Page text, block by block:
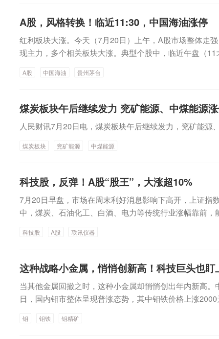
7%，圣阳股份、汉缆股份、长城电工、久盛电气、长缆
超过5%。非银金融、医药生物、汽车、美容护理等板块
前列。多股尾盘强势拉升除了上述部分强势股外，多只个
幅从不足5%到冲上涨停。截至收盘，多氟多牢牢封住涨
共享单车等产品及其关键零部件的研发、设计、生产与
athlon（迪卡侬）、Samchuly（三千里）、MFC、Scott
（松下）等全球著名自行车品牌运营商，以及哈啰、青桔
营商提供整车及关键零部件制造服务。MINIMAX-W股价
铺黄金、洛阳钼业、药明生物等股票领涨。恒生科技指
恒生科技指数成份股中，中芯国际、百度集团-SW、阿
中涨幅一度超过22%。据上交所网站8月5日消息，根据
月6日）起生效。在MINIMAX-W大涨之余，今天上午立
幅一度超过8%；三环集团港股则出现调整，盘中跌幅超
A股，风格转换！临近11:30，中国海油涨停
红利板块大涨。今天（7月20日）上午，A股市场整体走
现主力，多个相关板块大涨。典型个股中，临近午盘（
面，多家上市公司发布增持公告，相关公司今天上午股
1%，创业板指涨1.13%，科创综指跌0.92%。盘面上，
势强劲，红利指数(000015)盘中上涨3%。具体行业板块
级行业划分，石油石化板块大涨，板块盘中涨幅超过4%
超过10%，中国海油、博迈科、中曼石油涨停，潜能恒
潞安环能、云煤能源、山煤国际等多股跟涨。食品饮料
业、非银金融等板块亦涨幅居前；建筑材料、电子、机
司发增持公告后股价大涨多家上市公司发布增持公告，
涨。中国铝业发布关于控股股东及其一致行动人增持公
元，不超过人民币20亿元，增持股份数量不超过公司总
露之日起不超过12个月。中国铝业A股今天上午盘中大涨
发布公告称，公司于2026年7月20日收到控股股东中车集
额不低于人民币1.5亿元，不超过人民币3亿元。中国中
A股 中国海油 贵州茅台
煤炭板块午后继续发力 兖矿能源、中煤能源
人民财讯7月20日电，煤炭板块午后继续发力，兖矿能
煤炭板块 兖矿能源 中煤能源
科技股，反弹！A股“股王”，大涨超10%
7月20日早盘，市场在周末利好消息影响下高开，上证指
中，煤炭、石油化工、白酒、电力等传统行业涨幅靠前
石油涨超14%，消息面上，国际油价持续走高，布伦特
源、兖矿能源跟涨。白酒概念震荡反弹，古井贡酒涨超
台酒业、泸州老窖跟涨。消息面上，贵州茅台公告称，
起，上调飞天53%vol500ml贵州茅台酒(2026)i茅台平台
弹，A股第一高价股联讯仪器涨超10%，协创数据涨近
孚通信涨超3%。消息面上，周末新易盛和天孚通信双双
科技股 A股 联讯仪器
这种战略小金属，悄悄创新高！科技巨头也盯
当其他金属回撤之时，这种小金属却悄悄创出年内新高
日，国内钼市整体呈现普涨态势，其中钼铁价格上涨
涨，其中钼铁报价上涨3000元/吨至33.5万元/吨，年内累
钼 钼铁 钼精矿